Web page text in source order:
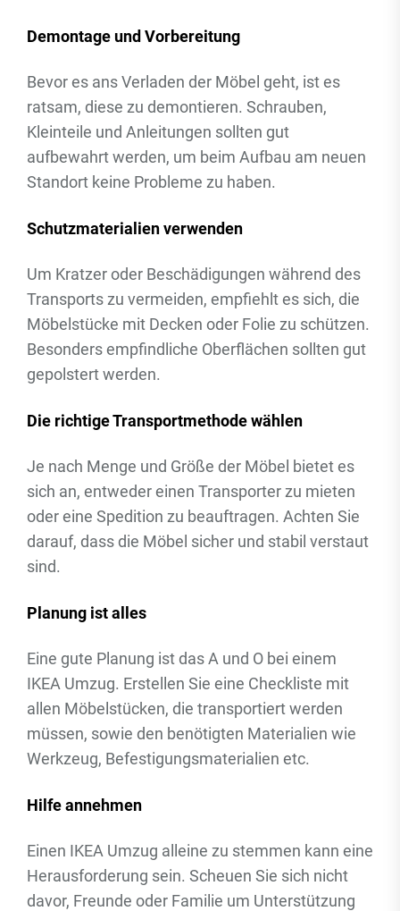
Demontage und Vorbereitung
Bevor es ans Verladen der Möbel geht, ist es
ratsam, diese zu demontieren. Schrauben,
Kleinteile und Anleitungen sollten gut
aufbewahrt werden, um beim Aufbau am neuen
Standort keine Probleme zu haben.
Schutzmaterialien verwenden
Um Kratzer oder Beschädigungen während des
Transports zu vermeiden, empfiehlt es sich, die
Möbelstücke mit Decken oder Folie zu schützen.
Besonders empfindliche Oberflächen sollten gut
gepolstert werden.
Die richtige Transportmethode wählen
Je nach Menge und Größe der Möbel bietet es
sich an, entweder einen Transporter zu mieten
oder eine Spedition zu beauftragen. Achten Sie
darauf, dass die Möbel sicher und stabil verstaut
sind.
Planung ist alles
Eine gute Planung ist das A und O bei einem
IKEA Umzug. Erstellen Sie eine Checkliste mit
allen Möbelstücken, die transportiert werden
müssen, sowie den benötigten Materialien wie
Werkzeug, Befestigungsmaterialien etc.
Hilfe annehmen
Einen IKEA Umzug alleine zu stemmen kann eine
Herausforderung sein. Scheuen Sie sich nicht
davor, Freunde oder Familie um Unterstützung